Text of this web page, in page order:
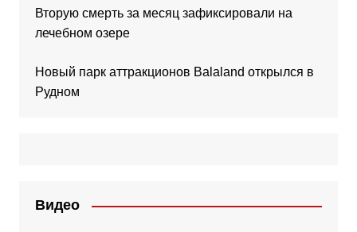
Вторую смерть за месяц зафиксировали на
лечебном озере
Новый парк аттракционов Balaland открылся в
Рудном
Видео